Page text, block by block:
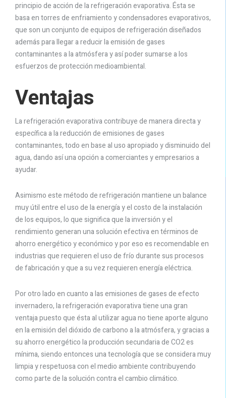
principio de acción de la refrigeración evaporativa. Ésta se
basa en torres de enfriamiento y condensadores evaporativos,
que son un conjunto de equipos de refrigeración diseñados
además para llegar a reducir la emisión de gases
contaminantes a la atmósfera y así poder sumarse a los
esfuerzos de protección medioambiental.
Ventajas
La refrigeración evaporativa contribuye de manera directa y
específica a la reducción de emisiones de gases
contaminantes, todo en base al uso apropiado y disminuido del
agua, dando así una opción a comerciantes y empresarios a
ayudar.
Asimismo este método de refrigeración mantiene un balance
muy útil entre el uso de la energía y el costo de la instalación
de los equipos, lo que significa que la inversión y el
rendimiento generan una solución efectiva en términos de
ahorro energético y económico y por eso es recomendable en
industrias que requieren el uso de frío durante sus procesos
de fabricación y que a su vez requieren energía eléctrica.
Por otro lado en cuanto a las emisiones de gases de efecto
invernadero, la refrigeración evaporativa tiene una gran
ventaja puesto que ésta al utilizar agua no tiene aporte alguno
en la emisión del dióxido de carbono a la atmósfera, y gracias a
su ahorro energético la producción secundaria de CO2 es
mínima, siendo entonces una tecnología que se considera muy
limpia y respetuosa con el medio ambiente contribuyendo
como parte de la solución contra el cambio climático.